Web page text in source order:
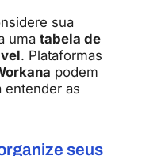
sua
uma tabela de
. Plataformas
podem
entender as
seus